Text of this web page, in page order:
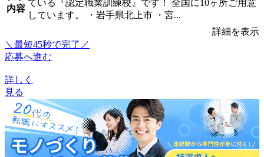
内容
ている『認定職業訓練校』です！ 全国に10ヶ所ご用意
しています。 ・岩手県北上市 ・宮...
詳細を表示
＼最短45秒で完了／
応募へ進む
詳しく
見る